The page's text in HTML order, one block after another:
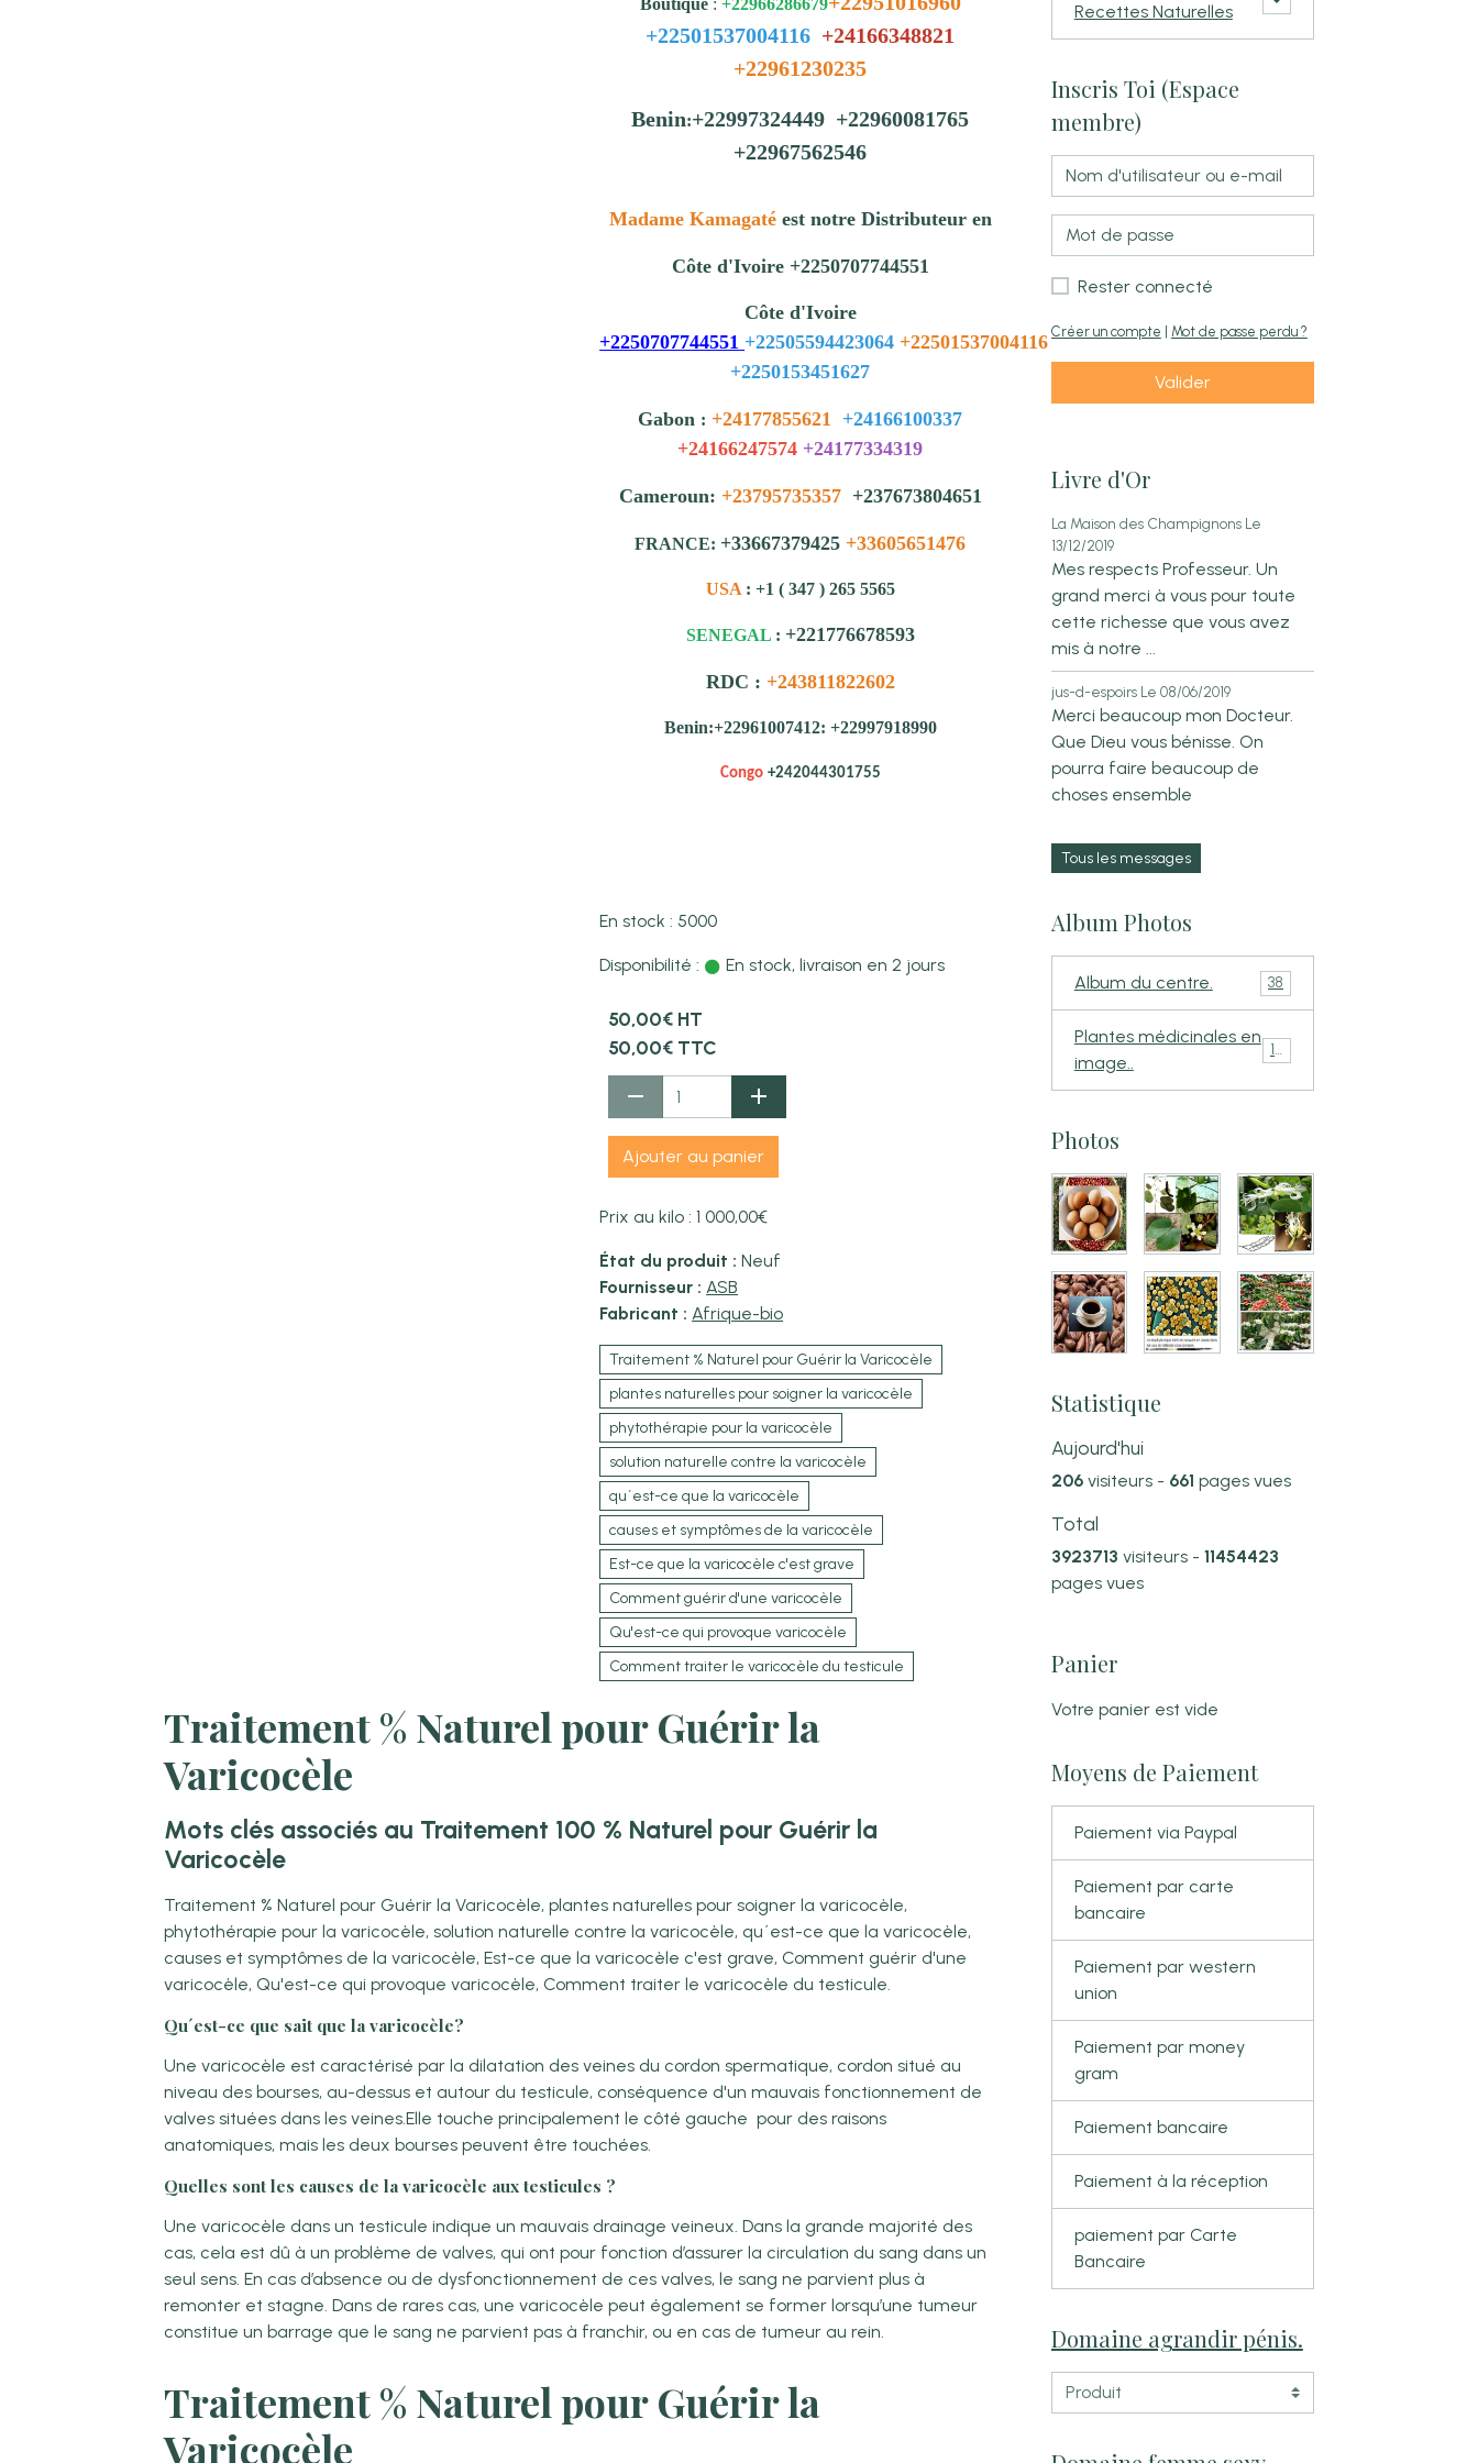
Boutique : +22966286679
+22501537004116 +24166348821
+22961230235
Benin:+22997324449 +22960081765
+22967562546
Madame Kamagaté est notre Distributeur en
Côte d'Ivoire +2250707744551
Côte d'Ivoire
+2250707744551 +22505594423064 +22501537004116
+2250153451627
Gabon : +24177855621 +24166100337
+24166247574 +24177334319
Cameroun: +23795735357+237673804651
FRANCE: +33667379425 +33605651476
USA: +1 ( 347 ) 265 5565
SENEGAL: +221776678593
RDC : +243811822602
Benin:+22961007412: +22997918990
Congo +242044301755
En stock : 5000
Disponibilité : En stock, livraison en 2 jours
50,00€ HT
50,00€ TTC
Ajouter au panier
Prix au kilo : 1 000,00€
État du produit : Neuf
Fournisseur : ASB
Fabricant : Afrique-bio
Traitement % Naturel pour Guérir la Varicocèle
plantes naturelles pour soigner la varicocèle
phytothérapie pour la varicocèle
solution naturelle contre la varicocèle
qu´est-ce que la varicocèle
causes et symptômes de la varicocèle
Est-ce que la varicocèle c'est grave
Comment guérir d'une varicocèle
Qu'est-ce qui provoque varicocèle
Comment traiter le varicocèle du testicule
Traitement % Naturel pour Guérir la
Varicocèle
Mots clés associés au Traitement 100 % Naturel pour Guérir la
Varicocèle
Traitement % Naturel pour Guérir la Varicocèle, plantes naturelles pour soigner la varicocèle,
phytothérapie pour la varicocèle, solution naturelle contre la varicocèle, qu´est-ce que la varicocèle,
causes et symptômes de la varicocèle, Est-ce que la varicocèle c'est grave, Comment guérir d'une
varicocèle, Qu'est-ce qui provoque varicocèle, Comment traiter le varicocèle du testicule.
Qu´est-ce que sait que la varicocèle?
Une varicocèle est caractérisé par la dilatation des veines du cordon spermatique, cordon situé au
niveau des bourses, au-dessus et autour du testicule, conséquence d'un mauvais fonctionnement de
valves situées dans les veines.Elle touche principalement le côté gauche pour des raisons
anatomiques, mais les deux bourses peuvent être touchées.
Quelles sont les causes de la varicocèle aux testicules ?
Une varicocèle dans un testicule indique un mauvais drainage veineux. Dans la grande majorité des
cas, cela est dû à un problème de valves, qui ont pour fonction d’assurer la circulation du sang dans un
seul sens. En cas d’absence ou de dysfonctionnement de ces valves, le sang ne parvient plus à
remonter et stagne. Dans de rares cas, une varicocèle peut également se former lorsqu’une tumeur
constitue un barrage que le sang ne parvient pas à franchir, ou en cas de tumeur au rein.
Traitement % Naturel pour Guérir la
Varicocèle
Recettes Naturelles
Inscris Toi (Espace
membre)
Rester connecté
Créer un compte Mot de passe perdu ?
Valider
Livre d'Or
La Maison des Champignons Le
13/12/2019
Mes respects Professeur. Un
grand merci à vous pour toute
cette richesse que vous avez
mis à notre ...
jus-d-espoirs Le 08/06/2019
Merci beaucoup mon Docteur.
Que Dieu vous bénisse. On
pourra faire beaucoup de
choses ensemble
Tous les messages
Album Photos
Album du centre. 38
Plantes médicinales en
image..
110
Photos
Statistique
Aujourd'hui
206visiteurs - 661 pages vues
Total
3923713 visiteurs - 11454423
pages vues
Panier
Votre panier est vide
Moyens de Paiement
Paiement via Paypal
Paiement par carte
bancaire
Paiement par western
union
Paiement par money
gram
Paiement bancaire
Paiement à la réception
paiement par Carte
Bancaire
Domaine agrandir pénis.